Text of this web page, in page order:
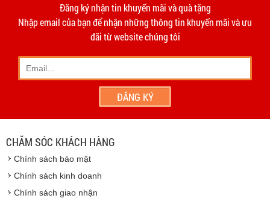
Dương
- Phương thức vận chuyển do hai bên thỏa thuận và thực
hiện trên tinh thần hợp tác, thiện chí.
- Khách hàng có thể đếngiao dịch trực tiếp tạicông ty
- Hoặc chúng tôi sẽcử nhân viên giao hàng
địa chỉ khách hàng cung cấp.
hạn 10 ngày
Vinhempich
Đăng ký nhận tin khuyến mãi và quà tặng
Nhập email của bạn để nhận những thông tin khuyến mãi và ưu
đãi từ website chúng tôi
CHĂM SÓC KHÁCH HÀNG
Chính sách bảo mật
Chính sách kinh doanh
Chính sách giao nhận